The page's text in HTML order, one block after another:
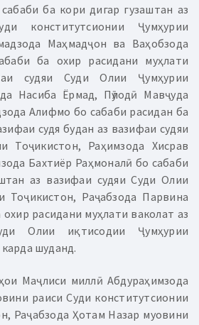
ба кори дигар гузаштан аз
конститутсионии Ҷумҳурии
Маҳмадҷон ва Ваҳобзода
ба охир расидани муҳлати
судяи Суди Олии Ҷумҳурии
Насиба Ёрмад, Пӯлодӣ Мавҷуда
Алифмо бо сабаби расидан ба
судя будан аз вазифаи судяи
Тоҷикистон, Раҳимзода Хисрав
Бахтиёр Раҳмоналӣ бо сабаби
аз вазифаи судяи Суди Олии
Тоҷикистон, Раҷабзода Парвина
расидани муҳлати ваколат аз
Олии иқтисодии Ҷумҳурии
шуданд.
Маҷлиси миллӣ Абдураҳимзода
раиси Суди конститутсионии
Раҷабзода Ҳотам Назар муовини